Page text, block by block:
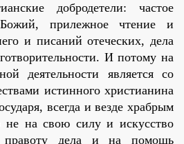
добродетели: частое
прилежное чтение и
и писаний отеческих, дела
И потому на
деятельности является со
истинного христианина
всегда и везде храбрым
на свою силу и искусство
дела и на помощь